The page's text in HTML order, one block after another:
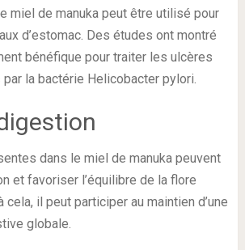
miel de manuka peut être utilisé pour
d’estomac. Des études ont montré
bénéfique pour traiter les ulcères
par la bactérie Helicobacter pylori.
dans le miel de manuka peuvent
et favoriser l’équilibre de la flore
cela, il peut participer au maintien d’une
globale.